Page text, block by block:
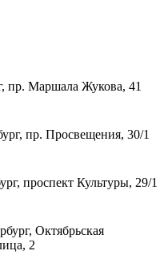
пр. Маршала Жукова, 41
пр. Просвещения, 30/1
проспект Культуры, 29/1
Октябрьская
2